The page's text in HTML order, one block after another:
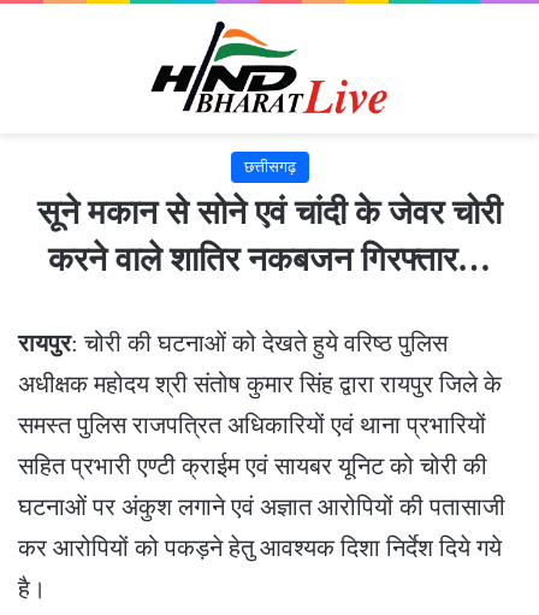
छत्तीसगढ़
सूने मकान से सोने एवं चांदी के जेवर चोरी
करने वाले शातिर नकबजन गिरफ्तार…
रायपुर: चोरी की घटनाओं को देखते हुये वरिष्ठ पुलिस
अधीक्षक महोदय श्री संतोष कुमार सिंह द्वारा रायपुर जिले के
समस्त पुलिस राजपत्रित अधिकारियों एवं थाना प्रभारियों
सहित प्रभारी एण्टी क्राईम एवं सायबर यूनिट को चोरी की
घटनाओं पर अंकुश लगाने एवं अज्ञात आरोपियों की पतासाजी
कर आरोपियों को पकड़ने हेतु आवश्यक दिशा निर्देश दिये गये
है।